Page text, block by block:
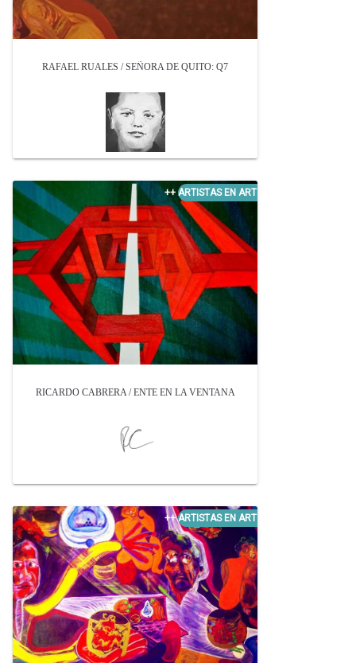
RAFAEL RUALES / SEÑORA DE QUITO: Q7
RICARDO CABRERA / ENTE EN LA VENTANA